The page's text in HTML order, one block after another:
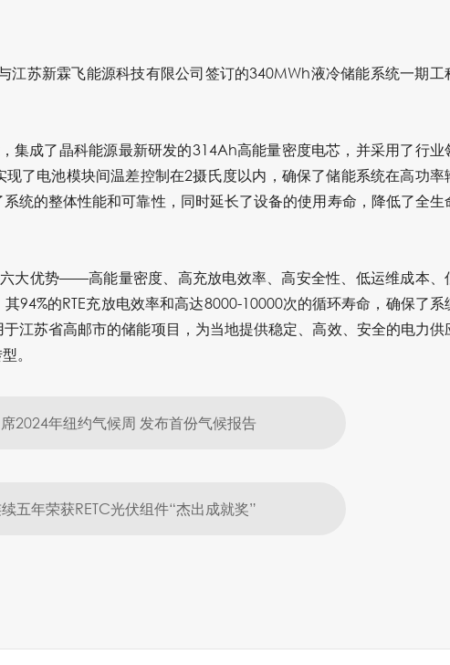
江苏新霖飞能源科技有限公司签订的340MWh液冷储能系统一期工
集成了晶科能源最新研发的314Ah高能量密度电芯，并采用了行业
了电池模块间温差控制在2摄氏度以内，确保了储能系统在高功率
统的整体性能和可靠性，同时延长了设备的使用寿命，降低了全生
大优势——高能量密度、高充放电效率、高安全性、低运维成本、
94%的RTE充放电效率和高达8000-10000次的循环寿命，确保了系
江苏省高邮市的储能项目，为当地提供稳定、高效、安全的电力供
。
2024年纽约气候周 发布首份气候报告
五年荣获RETC光伏组件“杰出成就奖”